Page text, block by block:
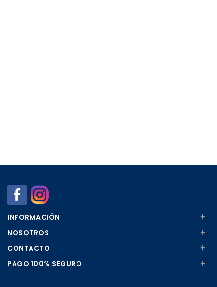
INFORMACIÓN +
NOSOTROS +
CONTACTO +
PAGO 100% SEGURO +